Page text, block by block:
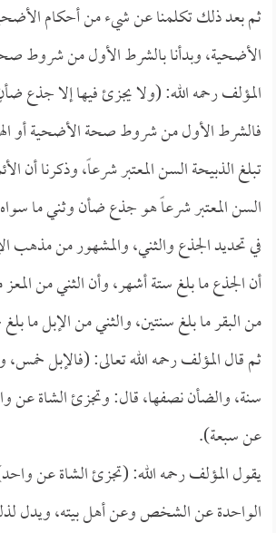
ثم بعد ذلك تكلمنا عن شيء من أحكام
الأضحية، وبدأنا بالشرط الأول من شروط
المؤلف رحمه الله: (ولا يجزئ فيها إلا جذع
فالشرط الأول من شروط صحة الأضحية أو
تبلغ الذبيحة السن المعتبر شرعاً، وذكرنا أن
السن المعتبر شرعاً هو جذع ضأن وثني ما
في تحديد الجذع والثني، والمشهور من مذهب
أن الجذع ما بلغ ستة أشهر، وأن الثني من
من البقر ما بلغ سنتين، والثني من الإبل ما
ثم قال المؤلف رحمه الله تعالى: (فالإبل خمس،
سنة، والضأن نصفها، قال: وتجزئ الشاة عن
عن سبعة).
يقول المؤلف رحمه الله: (تجزئ الشاة عن
الواحدة عن الشخص وعن أهل بيته، ويدل